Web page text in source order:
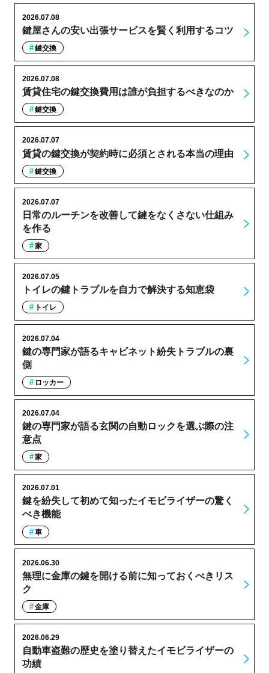
鍵屋さんの安い出張サービスを賢く利用するコツ
2026.07.08
鍵交換
賃貸住宅の鍵交換費用は誰が負担するべきなのか
2026.07.08
鍵交換
賃貸の鍵交換が契約時に必須とされる本当の理由
2026.07.07
鍵交換
日常のルーチンを改善して鍵をなくさない仕組み
を作る
2026.07.07
家
トイレの鍵トラブルを自力で解決する知恵袋
2026.07.05
トイレ
鍵の専門家が語るキャビネット紛失トラブルの裏
側
2026.07.04
ロッカー
鍵の専門家が語る玄関の自動ロックを選ぶ際の注
意点
2026.07.04
家
鍵を紛失して初めて知ったイモビライザーの驚く
べき機能
2026.07.01
車
無理に金庫の鍵を開ける前に知っておくべきリス
ク
2026.06.30
金庫
自動車盗難の歴史を塗り替えたイモビライザーの
功績
2026.06.29